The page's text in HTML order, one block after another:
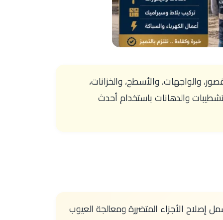
والواجهات، والأسطح، والخزانات،
والدهانات باستخدام أحدث
إصلاح الأجزاء المتضررة ومعالجة العيوب